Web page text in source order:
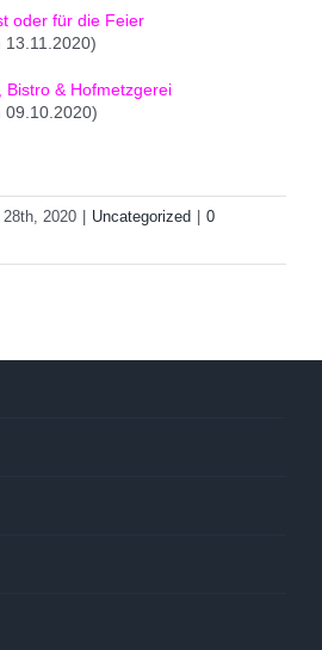
oder für die Feier
13.11.2020)
Bistro & Hofmetzgerei
09.10.2020)
2020 Uncategorized
0